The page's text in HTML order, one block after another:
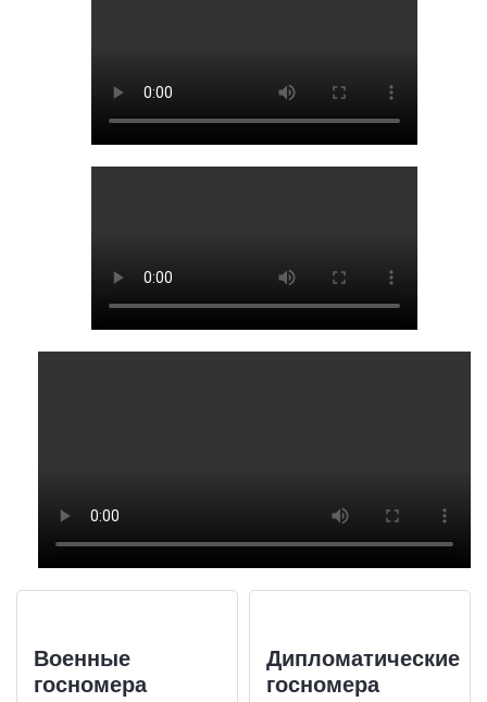
Военные
госномера
Дипломатические
госномера